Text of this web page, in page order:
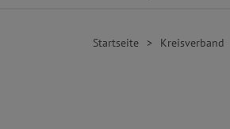
Startseite Kreisverband